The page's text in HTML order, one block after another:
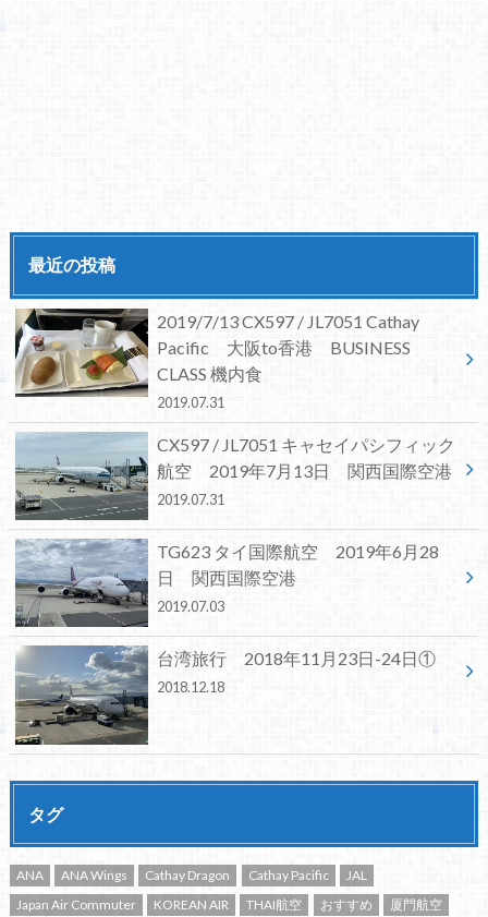
最近の投稿
2019/7/13 CX597 / JL7051 Cathay
Pacific 大阪to香港 BUSINESS
CLASS 機内食
2019.07.31
CX597 / JL7051 キャセイパシフィック
航空 2019年7月13日 関西国際空港
2019.07.31
TG623 タイ国際航空 2019年6月28
日 関西国際空港
2019.07.03
台湾旅行 2018年11月23日-24日①
2018.12.18
タグ
ANA ANA Wings Cathay Dragon Cathay Pacific
JAL
Japan Air Commuter
KOREAN AIR THAI航空 おすすめ 厦門航空